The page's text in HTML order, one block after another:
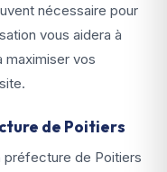
nécessaire pour
vous aidera à
maximiser vos
de Poitiers
préfecture de Poitiers